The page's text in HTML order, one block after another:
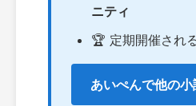
ニティ
🏆 定期開催され
あいぺんで他の